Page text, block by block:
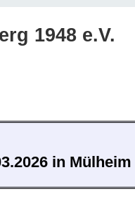
1948 e.V.
in Mülheim